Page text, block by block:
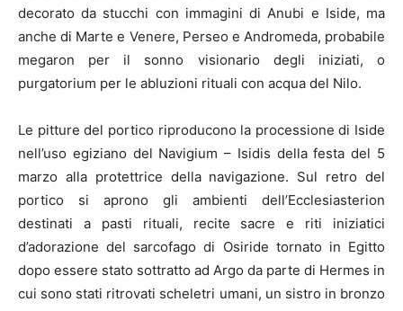
decorato da stucchi con immagini di Anubi e Iside, ma
anche di Marte e Venere, Perseo e Andromeda, probabile
megaron per il sonno visionario degli iniziati, o
purgatorium per le abluzioni rituali con acqua del Nilo.
Le pitture del portico riproducono la processione di Iside
nell’uso egiziano del Navigium – Isidis della festa del 5
marzo alla protettrice della navigazione. Sul retro del
portico si aprono gli ambienti dell’Ecclesiasterion
destinati a pasti rituali, recite sacre e riti iniziatici
d’adorazione del sarcofago di Osiride tornato in Egitto
dopo essere stato sottratto ad Argo da parte di Hermes in
cui sono stati ritrovati scheletri umani, un sistro in bronzo